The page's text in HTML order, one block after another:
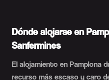
Dónde alojarse en
Sanfermines
El alojamiento en Pamplona
recurso más escaso y caro